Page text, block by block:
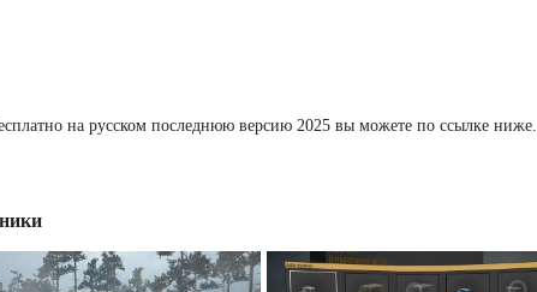
на русском последнюю версию 2025 вы можете по ссылке ниже.